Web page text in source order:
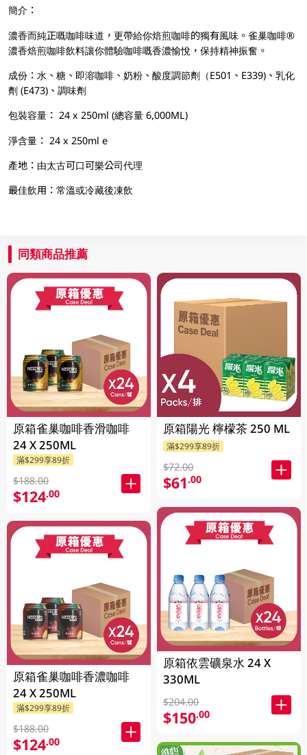
簡介：
濃香而純正嘅咖啡味道，更帶給你焙煎咖啡的獨有風味。雀巢咖啡®
濃香焙煎咖啡飲料讓你體驗咖啡嘅香濃愉悅，保持精神振奮。
成份：水、糖、即溶咖啡、奶粉、酸度調節劑（E501、E339)、乳化
劑 (E473)、調味劑
包裝容量： 24 x 250ml (總容量 6,000ML)
淨含量： 24 x 250ml e
產地：由太古可口可樂公司代理
最佳飲用：常溫或冷藏後凍飲
同類商品推薦
原箱雀巢咖啡香滑咖啡
24 X 250ML
滿$299享89折
$188.00
$124.00
原箱雀巢咖啡香濃咖啡
24 X 250ML
滿$299享89折
$188.00
$124.00
原箱陽光 檸檬茶 250 ML
滿$299享89折
$72.00
$61.00
原箱依雲礦泉水 24 X
330ML
$204.00
$150.00